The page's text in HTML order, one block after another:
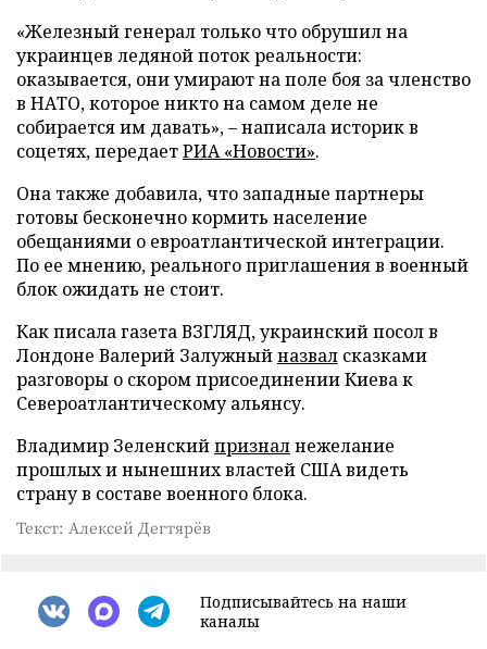
«Железный генерал только что обрушил на
украинцев ледяной поток реальности:
оказывается, они умирают на поле боя за членство
в НАТО, которое никто на самом деле не
собирается им давать», – написала историк в
соцетях, передаетРИА «Новости».
Она также добавила, что западные партнеры
готовы бесконечно кормить население
обещаниями о евроатлантической интеграции.
По ее мнению, реального приглашения в военный
блок ожидать не стоит.
Как писала газета ВЗГЛЯД, украинский посол в
Лондоне Валерий Залужныйназвал сказками
разговоры о скором присоединении Киева к
Североатлантическому альянсу.
Владимир Зеленскийпризналнежелание
прошлых и нынешних властей США видеть
страну в составе военного блока.
Текст: Алексей Дегтярёв
Подписывайтесь на наши
каналы